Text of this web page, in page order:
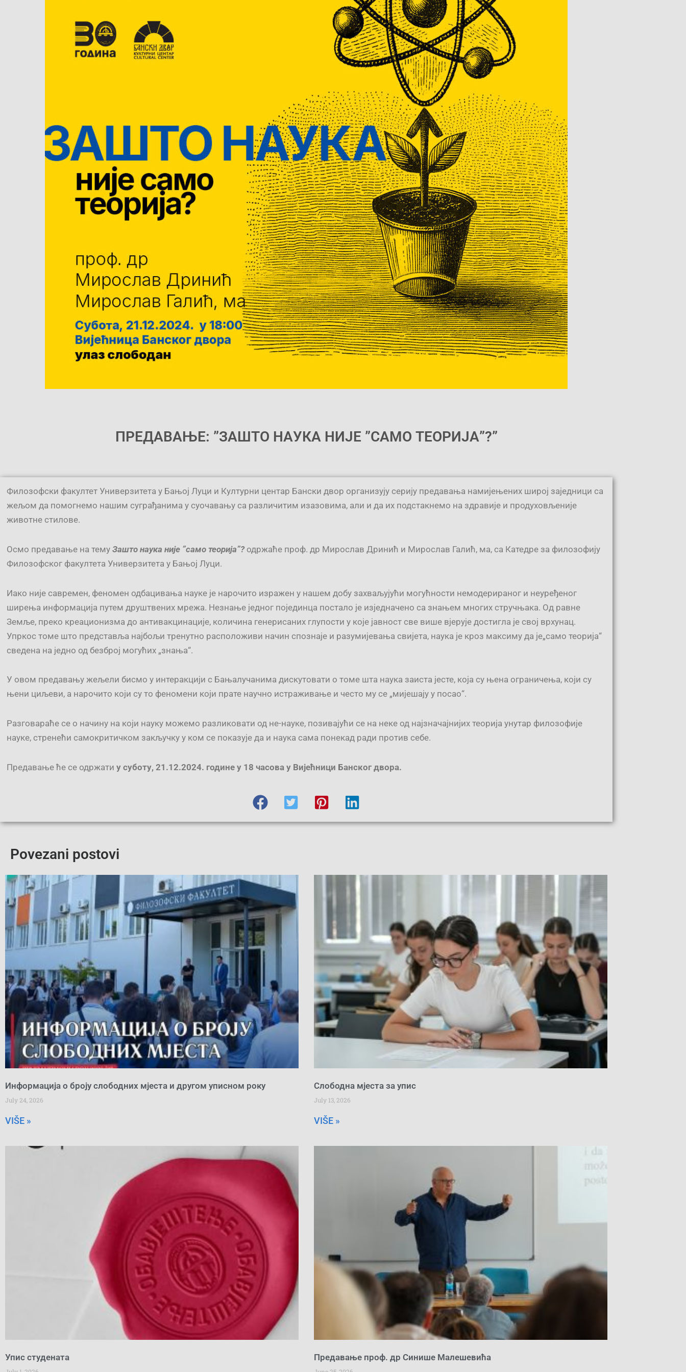
ПРЕДАВАЊЕ: ”ЗАШТО НАУКА НИЈЕ ”САМО ТЕОРИЈА”?”
Филозофски факултет Универзитета у Бањој Луци и Културни центар Бански двор организују серију предавања намијењених широј заједници са
жељом да помогнемо нашим суграђанима у суочавању са различитим изазовима, али и да их подстакнемо на здравије и продуховљеније
животне стилове.
Oсмо предавање на тему Зашто наука није ”само теорија”? одржаће проф. др Мирослав Дринић и Мирослав Галић, ма, са Катедре за филозофију
Филозофског факултета Универзитета у Бањој Луци.
Иако није савремен, феномен одбацивања науке је нарочито изражен у нашем добу захваљујући могућности немодерираног и неуређеног
ширења информација путем друштвених мрежа. Незнање једног појединца постало је изједначено са знањем многих стручњака. Од равне
Земље, преко креационизма до антивакцинације, количина генерисаних глупости у које јавност све више вјерује достигла је свој врхунац.
Упркос томе што представља најбољи тренутно расположиви начин спознаје и разумијевања свијета, наука је кроз максиму да је„само теорија“
сведена на једно од безброј могућих „знања“.
У овом предавању жељели бисмо у интеракцији с Бањалучанима дискутовати о томе шта наука заиста јесте, која су њена ограничења, који су
њени циљеви, а нарочито који су то феномени који прате научно истраживање и често му се „мијешају у посао“.
Разговараће се о начину на који науку можемо разликовати од не-науке, позивајући се на неке од најзначајнијих теорија унутар филозофије
науке, стренећи самокритичком закључку у ком се показује да и наука сама понекад ради против себе.
Предавање ће се одржати у суботу, 21.12.2024. године у 18 часова у Вијећници Банског двора.
Povezani postovi
Информација о броју слободних мјеста и другом уписном року
July 24, 2026
VIŠE »
Слободна мјеста за упис
July 13, 2026
VIŠE »
Упис студената Предавање проф. др Синише Малешевића